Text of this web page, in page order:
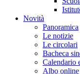
Novità
Panoramica
Le notizie
Le circolari
Bacheca
Calendario
Albo online